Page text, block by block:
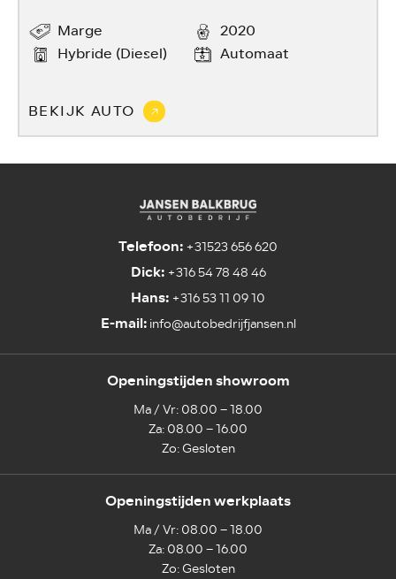
Marge
2020
Hybride (Diesel)
Automaat
BEKIJK AUTO
Telefoon: +31523 656 620
Dick:+316 54 78 48 46
Hans: +316 53 11 09 10
E-mail:info@autobedrijfjansen.nl
Openingstijden showroom
Ma / Vr: 08.00 – 18.00
Za: 08.00 – 16.00
Zo: Gesloten
Openingstijden werkplaats
Ma / Vr: 08.00 – 18.00
Za: 08.00 – 16.00
Zo: Gesloten